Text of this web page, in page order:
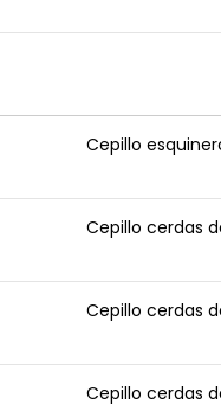
Cepillo
Cepillo cerdas
Cepillo cerdas
Cepillo cerdas